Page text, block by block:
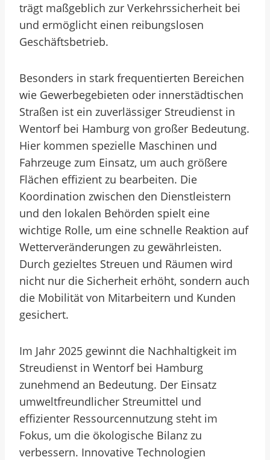
trägt maßgeblich zur Verkehrssicherheit bei
und ermöglicht einen reibungslosen
Geschäftsbetrieb.
Besonders in stark frequentierten Bereichen
wie Gewerbegebieten oder innerstädtischen
Straßen ist ein zuverlässiger Streudienst in
Wentorf bei Hamburg von großer Bedeutung.
Hier kommen spezielle Maschinen und
Fahrzeuge zum Einsatz, um auch größere
Flächen effizient zu bearbeiten. Die
Koordination zwischen den Dienstleistern
und den lokalen Behörden spielt eine
wichtige Rolle, um eine schnelle Reaktion auf
Wetterveränderungen zu gewährleisten.
Durch gezieltes Streuen und Räumen wird
nicht nur die Sicherheit erhöht, sondern auch
die Mobilität von Mitarbeitern und Kunden
gesichert.
Im Jahr 2025 gewinnt die Nachhaltigkeit im
Streudienst in Wentorf bei Hamburg
zunehmend an Bedeutung. Der Einsatz
umweltfreundlicher Streumittel und
effizienter Ressourcennutzung steht im
Fokus, um die ökologische Bilanz zu
verbessern. Innovative Technologien